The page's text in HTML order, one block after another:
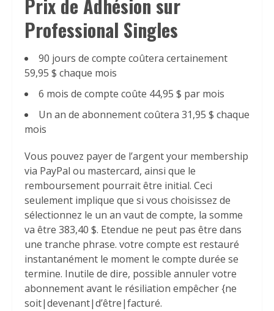
Prix de Adhésion sur
Professional Singles
90 jours de compte coûtera certainement
59,95 $ chaque mois
6 mois de compte coûte 44,95 $ par mois
Un an de abonnement coûtera 31,95 $ chaque
mois
Vous pouvez payer de l’argent your membership
via PayPal ou mastercard, ainsi que le
remboursement pourrait être initial. Ceci
seulement implique que si vous choisissez de
sélectionnez le un an vaut de compte, la somme
va être 383,40 $. Etendue ne peut pas être dans
une tranche phrase. votre compte est restauré
instantanément le moment le compte durée se
termine. Inutile de dire, possible annuler votre
abonnement avant le résiliation empêcher {ne
soit|devenant|d’être|facturé.